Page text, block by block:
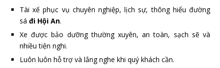
Tài xế phục vụ chuyên nghiệp, lịch sự, thông hiểu đường
sá đi Hội An.
Xe được bảo dưỡng thường xuyên, an toàn, sạch sẽ và
nhiều tiện nghi.
Luôn luôn hỗ trợ và lắng nghe khi quý khách cần.